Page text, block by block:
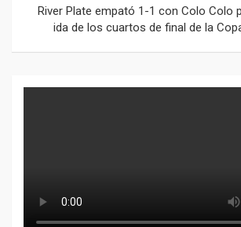
River Plate empató 1-1 con Colo Colo
ida de los cuartos de final de la